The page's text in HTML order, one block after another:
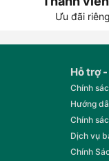
Ưu đãi
Hỗ trợ
Chính
Hướng
Chính
Dịch vụ
Chính